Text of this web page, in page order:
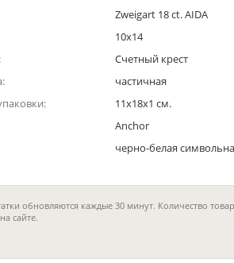
Zweigart 18 ct. AIDA
10х14
Счетный крест
частичная
11x18x1 см.
Anchor
черно-белая
обновляются каждые 30 минут. Количество
сайте.